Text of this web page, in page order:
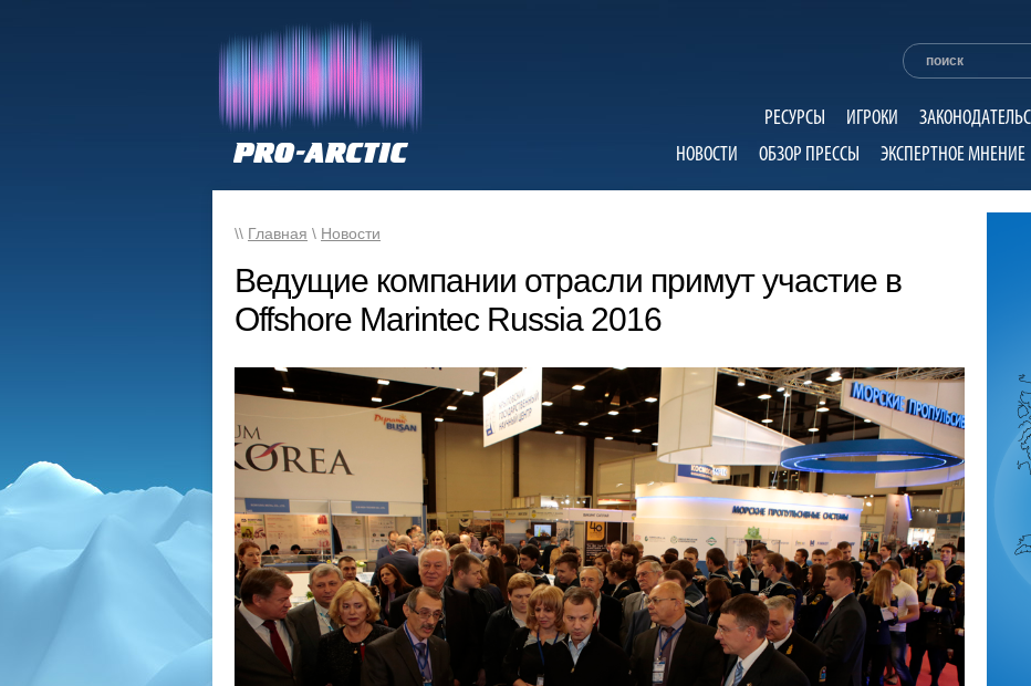
РЕСУРСЫ ИГРОКИ
НОВОСТИ
ОБЗОР ПРЕССЫ ЭКСПЕРТНОЕ МНЕНИЕ
\\ Главная \ Новости
Ведущие компании отрасли примут участие в
Offshore Marintec Russia 2016